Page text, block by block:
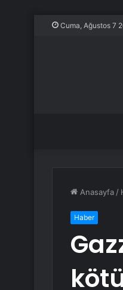
Cuma, Ağustos 7
Anasayfa /
Haber